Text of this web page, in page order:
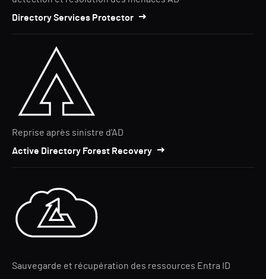
Directory Services Protector
Reprise après sinistre d'AD
Active Directory Forest Recovery
Sauvegarde et récupération des ressources Entra ID